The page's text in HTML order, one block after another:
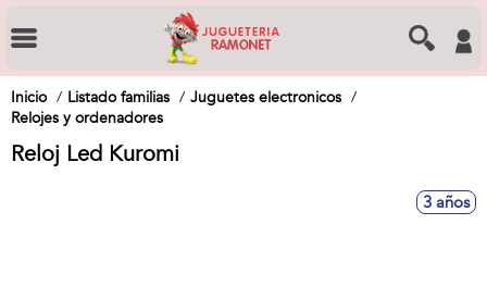
Inicio Listado familias
Juguetes electronicos
Relojes y ordenadores
Reloj Led Kuromi
3 años